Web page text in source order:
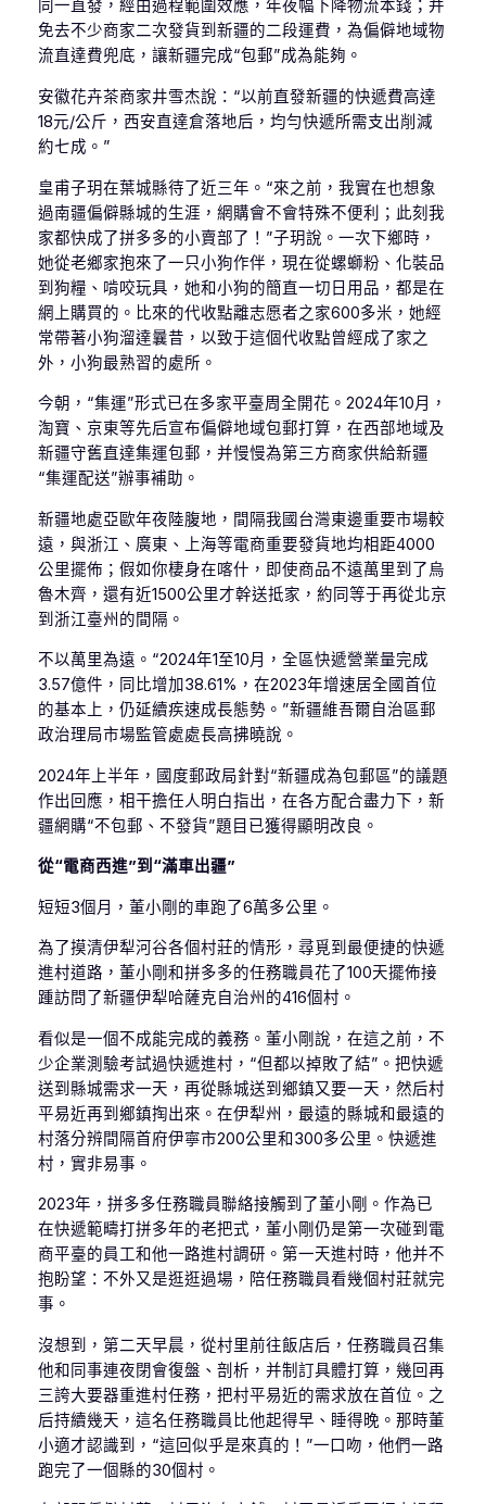
同一直發，經由過程範圍效應，年夜幅下降物流本錢；并
免去不少商家二次發貨到新疆的二段運費，為偏僻地域物
流直達費兜底，讓新疆完成“包郵”成為能夠。
安徽花卉茶商家井雪杰說：“以前直發新疆的快遞費高達
18元/公斤，西安直達倉落地后，均勻快遞所需支出削減
約七成。”
皇甫子玥在葉城縣待了近三年。“來之前，我實在也想象
過南疆偏僻縣城的生涯，網購會不會特殊不便利；此刻我
家都快成了拼多多的小賣部了！”子玥說。一次下鄉時，
她從老鄉家抱來了一只小狗作伴，現在從螺螄粉、化裝品
到狗糧、啃咬玩具，她和小狗的簡直一切日用品，都是在
網上購買的。比來的代收點離志愿者之家600多米，她經
常帶著小狗溜達曩昔，以致于這個代收點曾經成了家之
外，小狗最熟習的處所。
今朝，“集運”形式已在多家平臺周全開花。2024年10月，
淘寶、京東等先后宣布偏僻地域包郵打算，在西部地域及
新疆守舊直達集運包郵，并慢慢為第三方商家供給新疆
“集運配送”辦事補助。
新疆地處亞歐年夜陸腹地，間隔我國台灣東邊重要市場較
遠，與浙江、廣東、上海等電商重要發貨地均相距4000
公里擺佈；假如你棲身在喀什，即使商品不遠萬里到了烏
魯木齊，還有近1500公里才幹送抵家，約同等于再從北京
到浙江臺州的間隔。
不以萬里為遠。“2024年1至10月，全區快遞營業量完成
3.57億件，同比增加38.61%，在2023年增速居全國首位
的基本上，仍延續疾速成長態勢。”新疆維吾爾自治區郵
政治理局市場監管處處長高拂曉說。
2024年上半年，國度郵政局針對“新疆成為包郵區”的議題
作出回應，相干擔任人明白指出，在各方配合盡力下，新
疆網購“不包郵、不發貨”題目已獲得顯明改良。
從“電商西進”到“滿車出疆”
短短3個月，董小剛的車跑了6萬多公里。
為了摸清伊犁河谷各個村莊的情形，尋覓到最便捷的快遞
進村道路，董小剛和拼多多的任務職員花了100天擺佈接
踵訪問了新疆伊犁哈薩克自治州的416個村。
看似是一個不成能完成的義務。董小剛說，在這之前，不
少企業測驗考試過快遞進村，“但都以掉敗了結”。把快遞
送到縣城需求一天，再從縣城送到鄉鎮又要一天，然后村
平易近再到鄉鎮掏出來。在伊犁州，最遠的縣城和最遠的
村落分辨間隔首府伊寧市200公里和300多公里。快遞進
村，實非易事。
2023年，拼多多任務職員聯絡接觸到了董小剛。作為已
在快遞範疇打拼多年的老把式，董小剛仍是第一次碰到電
商平臺的員工和他一路進村調研。第一天進村時，他并不
抱盼望：不外又是逛逛過場，陪任務職員看幾個村莊就完
事。
沒想到，第二天早晨，從村里前往飯店后，任務職員召集
他和同事連夜閉會復盤、剖析，并制訂具體打算，幾回再
三誇大要器重進村任務，把村平易近的需求放在首位。之
后持續幾天，這名任務職員比他起得早、睡得晚。那時董
小適才認識到，“這回似乎是來真的！”一口吻，他們一路
跑完了一個縣的30個村。